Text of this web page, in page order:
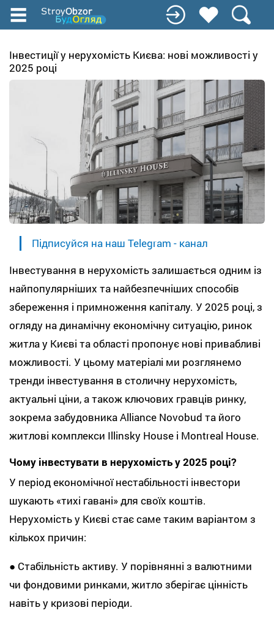
Перейти
содержанию
Інвестиції у нерухомість Києва: нові можливості у
2025 році
Підписуйся на наш Telegram - канал
Інвестування в нерухомість залишається одним із
найпопулярніших та найбезпечніших способів
збереження і примноження капіталу. У 2025 році, з
огляду на динамічну економічну ситуацію, ринок
житла у Києві та області пропонує нові привабливі
можливості. У цьому матеріалі ми розглянемо
тренди інвестування в столичну нерухомість,
актуальні ціни, а також ключових гравців ринку,
зокрема забудовника Alliance Novobud та його
житлові комплекси Illinsky House і Montreal House.
Чому інвестувати в нерухомість у 2025 році?
У період економічної нестабільності інвестори
шукають «тихі гавані» для своїх коштів.
Нерухомість у Києві стає саме таким варіантом з
кількох причин:
● Стабільність активу. У порівнянні з валютними
чи фондовими ринками, житло зберігає цінність
навіть у кризові періоди.